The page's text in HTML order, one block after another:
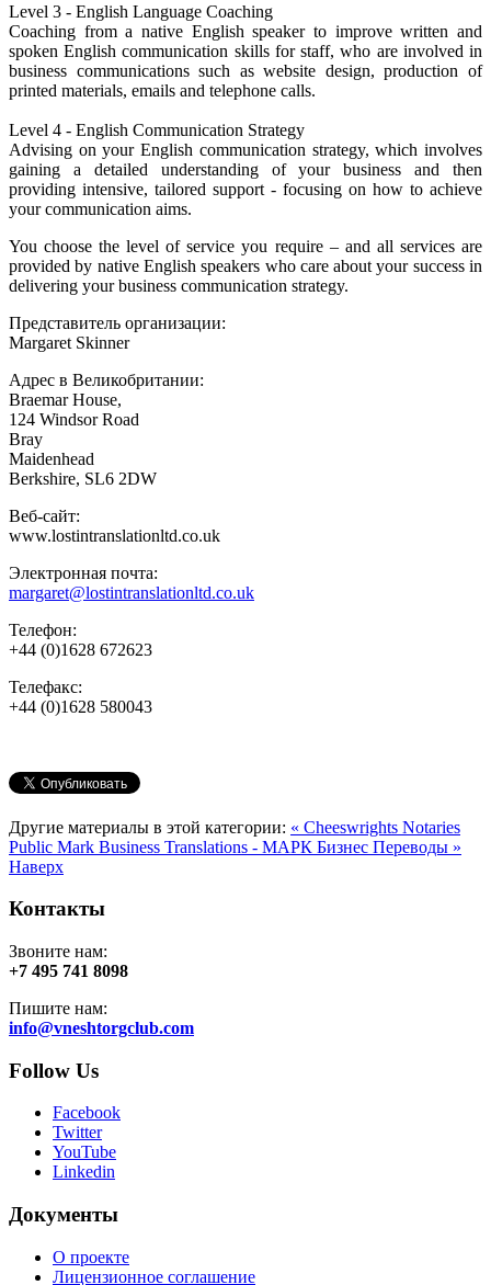
Level 3 - English Language Coaching
Coaching from a native English speaker to improve written and
spoken English communication skills for staff, who are involved in
business communications such as website design, production of
printed materials, emails and telephone calls.
Level 4 - English Communication Strategy
Advising on your English communication strategy, which involves
gaining a detailed understanding of your business and then
providing intensive, tailored support - focusing on how to achieve
your communication aims.
You choose the level of service you require – and all services are
provided by native English speakers who care about your success in
delivering your business communication strategy.
Представитель организации:
Margaret Skinner
Адрес в Великобритании:
Braemar House,
124 Windsor Road
Bray
Maidenhead
Berkshire, SL6 2DW
Веб-сайт:
www.lostintranslationltd.co.uk
Электронная почта:
margaret@lostintranslationltd.co.uk
Телефон:
+44 (0)1628 672623
Телефакс:
+44 (0)1628 580043
Другие материалы в этой категории: « Cheeswrights Notaries
Public Mark Business Translations - МАРК Бизнес Переводы »
Наверх
Контакты
Звоните нам:
+7 495 741 8098
Пишите нам:
info@vneshtorgclub.com
Follow Us
Facebook
Twitter
YouTube
Linkedin
Документы
О проекте
Лицензионное соглашение